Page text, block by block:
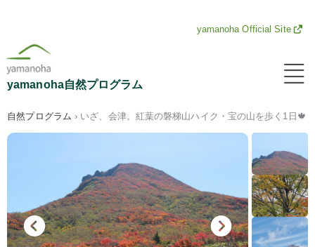
を
キ
yamanoha Official Site
yamanoha自然プログラム
メ
ニ
自然プログラム › いざ、会津。紅葉の磐梯山ハイク・宝の山を歩く1日🍁